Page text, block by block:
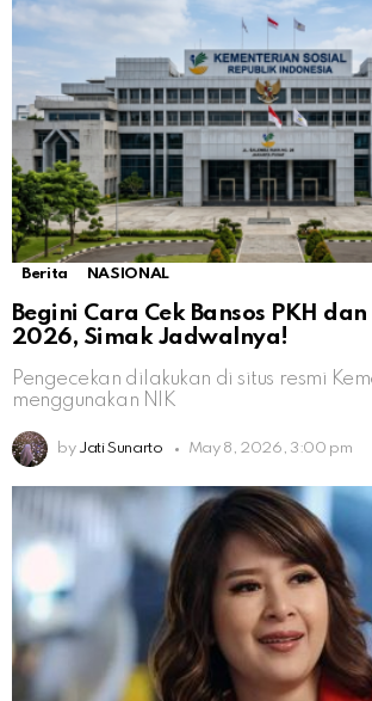
Berita NASIONAL
Begini Cara Cek Bansos PKH dan
2026, Simak Jadwalnya!
Pengecekan dilakukan di situs resmi
menggunakan NIK
by Jati Sunarto May 8, 2026, 3:00 pm